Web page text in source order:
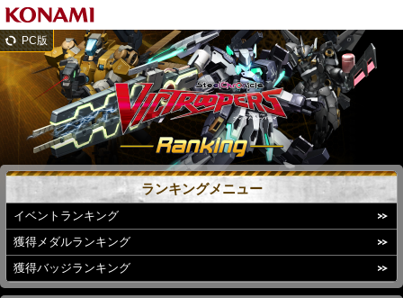
PC版
ランキングメニュー
イベントランキング
獲得メダルランキング
獲得バッジランキング